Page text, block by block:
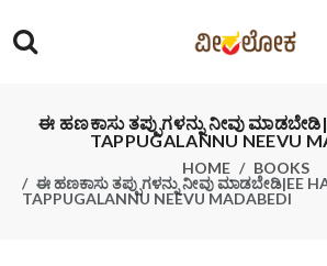
ಈ ಹಣಕಾಸು ತಪ್ಪುಗಳನ್ನು ನೀವು
TAPPUGALANNU NEEVU
HOME
BOOKS
ಈ ಹಣಕಾಸು ತಪ್ಪುಗಳನ್ನು ನೀವು ಮಾಡಬೇಡಿ|EE
TAPPUGALANNU NEEVU MADABEDI